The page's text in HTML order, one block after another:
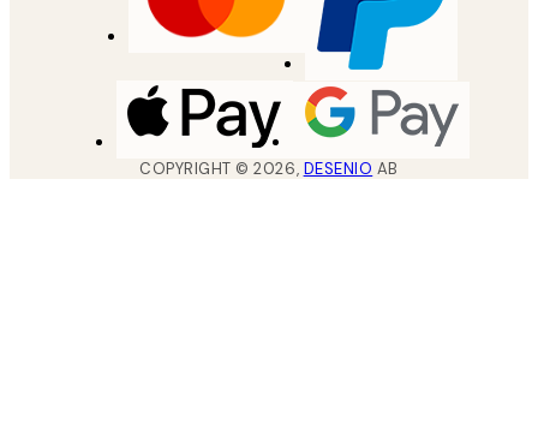
COPYRIGHT ©2026, DESENIO AB